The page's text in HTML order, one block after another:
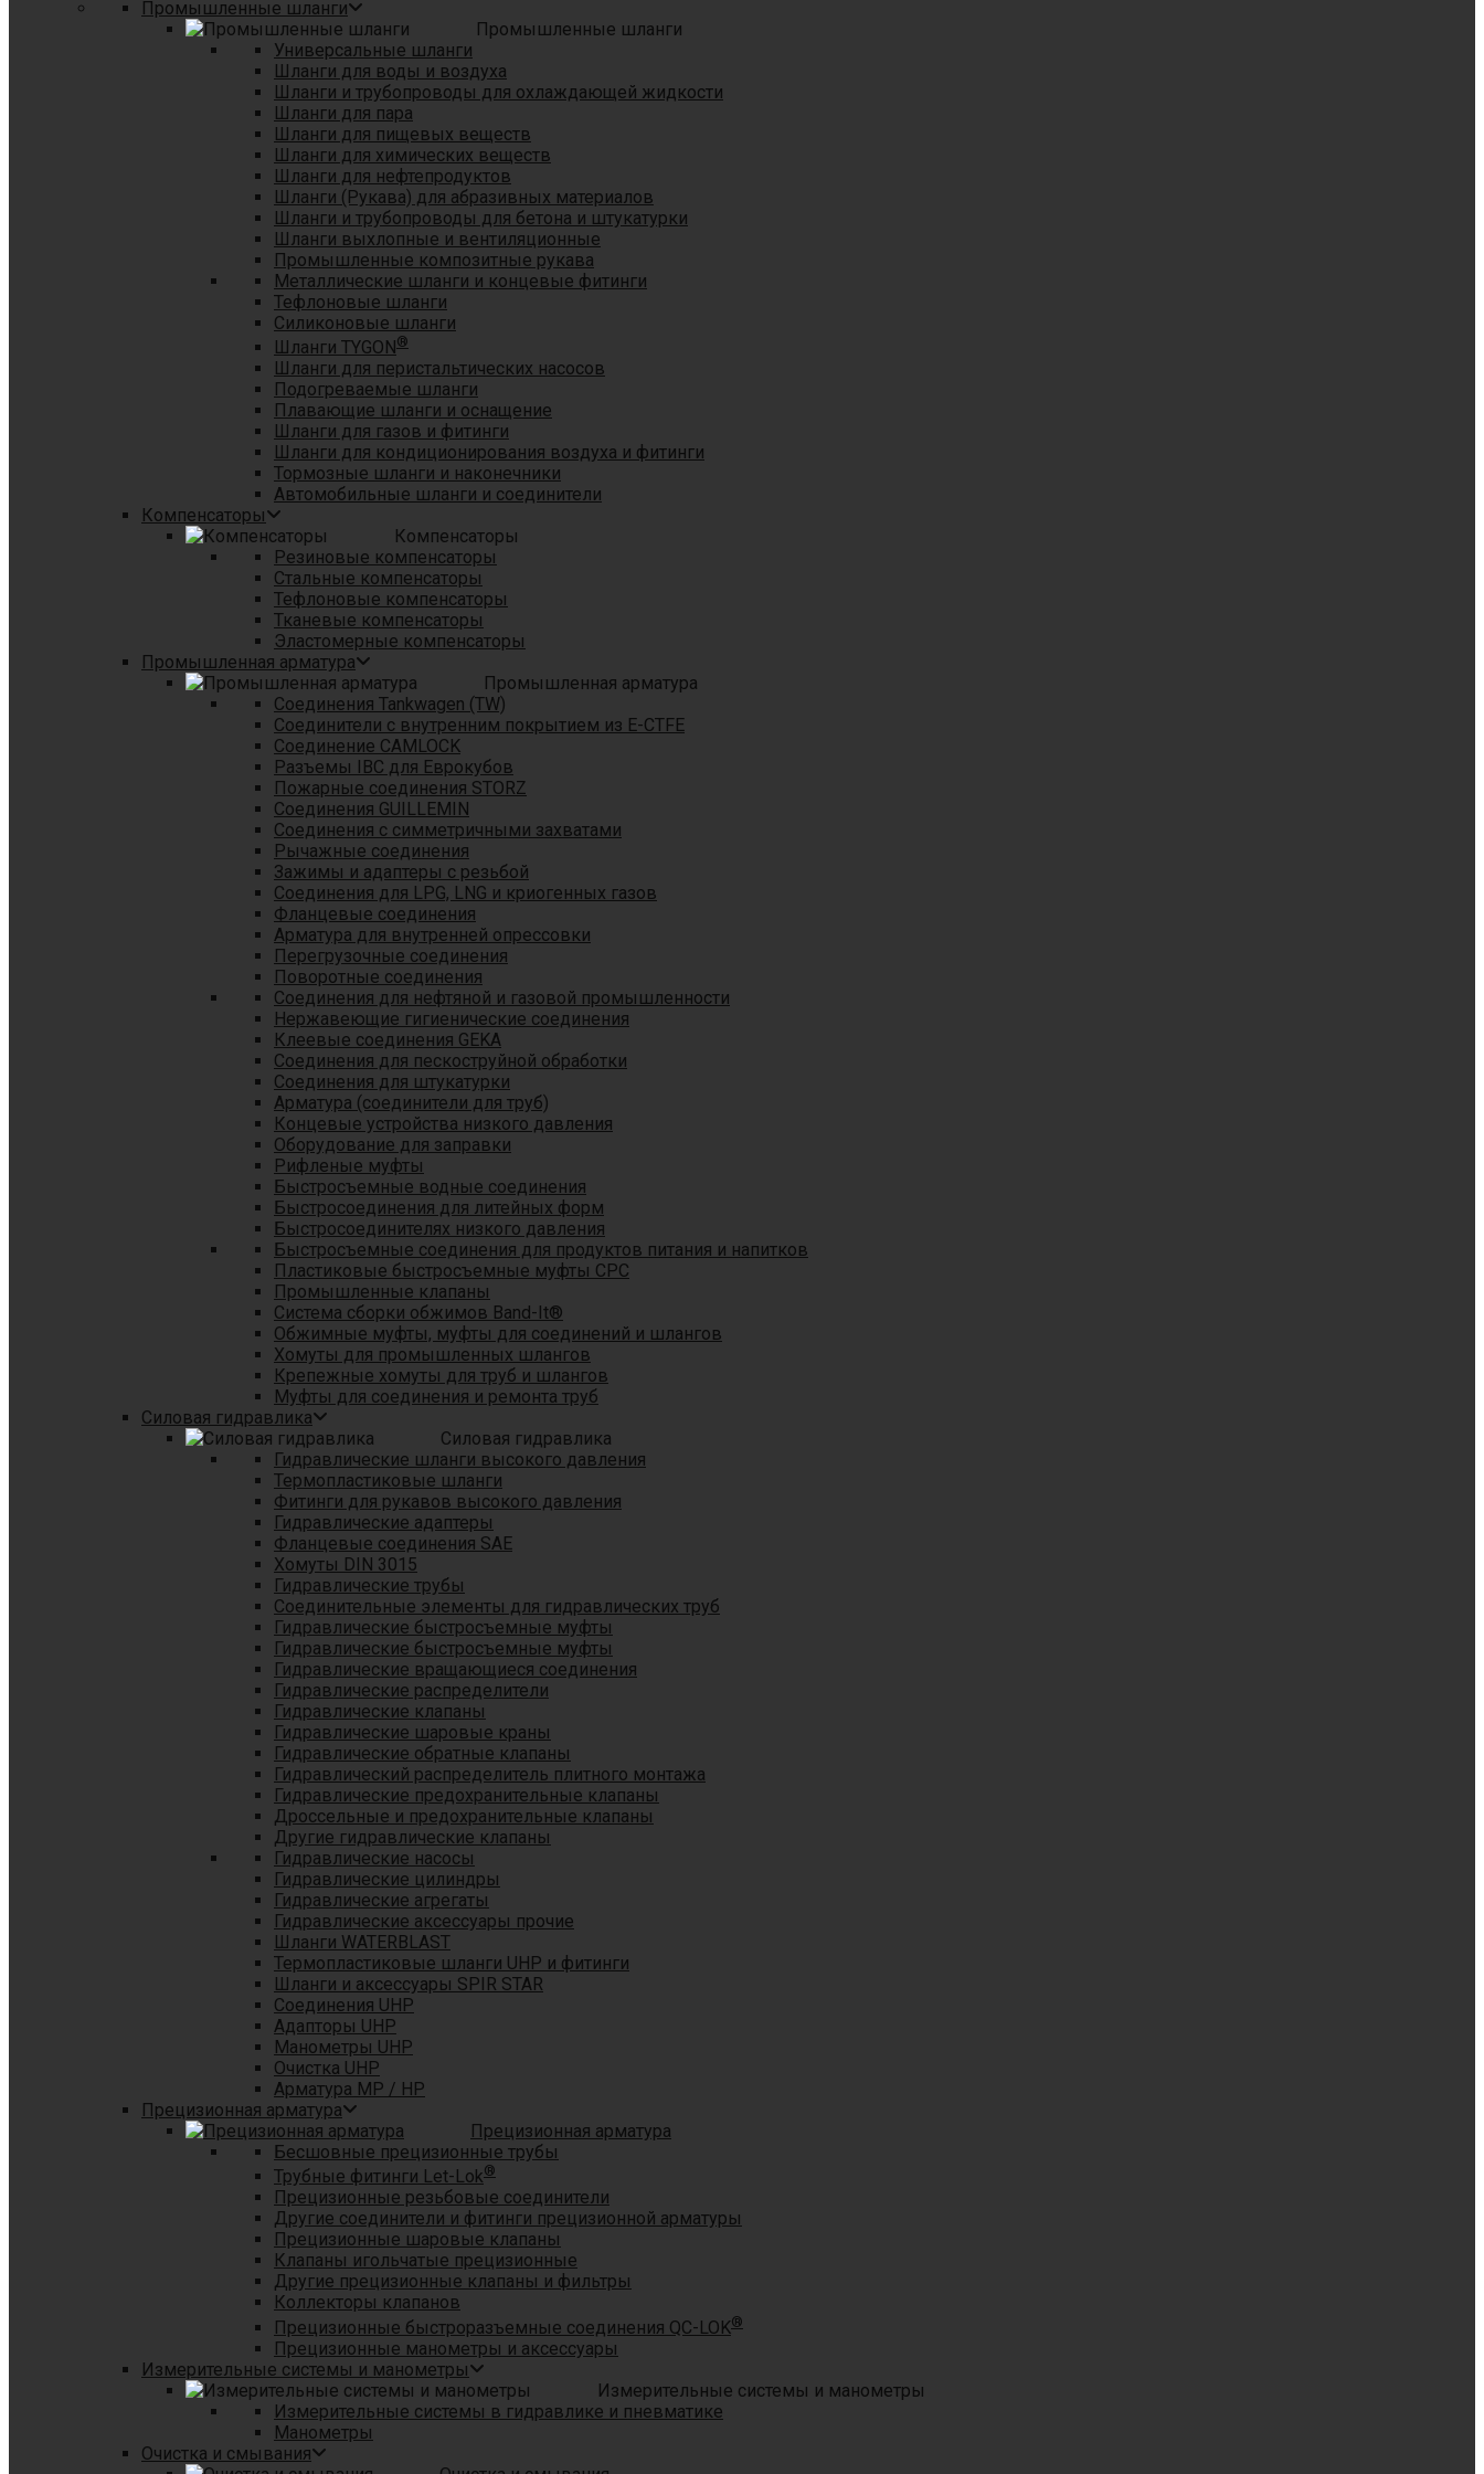
Промышленные шланги
Промышленные шланги
Универсальные шланги
Шланги для воды и воздуха
Шланги и трубопроводы для охлаждающей жидкости
Шланги для пара
Шланги для пищевых веществ
Шланги для химических веществ
Шланги для нефтепродуктов
Шланги (Рукава) для абразивных материалов
Шланги и трубопроводы для бетона и штукатурки
Шланги выхлопные и вентиляционные
Промышленные композитные рукава
Металлические шланги и концевые фитинги
Тефлоновые шланги
Силиконовые шланги
Шланги TYGON®
Шланги для перистальтических насосов
Подогреваемые шланги
Плавающие шланги и оснащение
Шланги для газов и фитинги
Шланги для кондиционирования воздуха и фитинги
Тормозные шланги и наконечники
Автомобильные шланги и соединители
Компенсаторы
Компенсаторы
Резиновые компенсаторы
Стальные компенсаторы
Тефлоновые компенсаторы
Тканевые компенсаторы
Эластомерные компенсаторы
Промышленная арматура
Промышленная арматура
Соединения Tankwagen (TW)
Соединители с внутренним покрытием из E-CTFE
Соединение CAMLOCK
Разъемы IBC для Еврокубов
Пожарные соединения STORZ
Соединения GUILLEMIN
Соединения с симметричными захватами
Рычажные соединения
Зажимы и адаптеры с резьбой
Соединения для LPG, LNG и криогенных газов
Фланцевые соединения
Арматура для внутренней опрессовки
Перегрузочные соединения
Поворотные соединения
Соединения для нефтяной и газовой промышленности
Нержавеющие гигиенические соединения
Клеевые соединения GEKA
Соединения для пескоструйной обработки
Cоединения для штукатурки
Арматура (соединители для труб)
Концевые устройства низкого давления
Оборудование для заправки
Рифленые муфты
Быстросъемные водные соединения
Быстросоединения для литейных форм
Быстросоединителях низкого давления
Быстросъемные соединения для продуктов питания и напитков
Пластиковые быстросъемные муфты CPC
Промышленные клапаны
Система сборки обжимов Band-It®
Обжимные муфты, муфты для соединений и шлангов
Хомуты для промышленных шлангов
Крепежные хомуты для труб и шлангов
Муфты для соединения и ремонта труб
Силовая гидравлика
Силовая гидравлика
Гидравлические шланги высокого давления
Термопластиковые шланги
Фитинги для рукавов высокого давления
Гидравлические адаптеры
Фланцевые соединения SAE
Хомуты DIN 3015
Гидравлические трубы
Соединительные элементы для гидравлических труб
Гидравлические быстросъемные муфты
Гидравлические быстросъемные муфты
Гидравлические вращающиеся соединения
Гидравлические распределители
Гидравлические клапаны
Гидравлические шаровые краны
Гидравлические обратные клапаны
Гидравлический распределитель плитного монтажа
Гидравлические предохранительные клапаны
Дроссельные и предохранительные клапаны
Другие гидравлические клапаны
Гидравлические насосы
Гидравлические цилиндры
Гидравлические агрегаты
Гидравлические аксессуары прочие
Шланги WATERBLAST
Термопластиковые шланги UHP и фитинги
Шланги и аксессуары SPIR STAR
Соединения UHP
Адапторы UHP
Манометры UHP
Очистка UHP
Арматура MP / HP
Прецизионная арматура
Прецизионная арматура
Бесшовные прецизионные трубы
Трубные фитинги Let-Lok®
Прецизионные резьбовые соединители
Другие соединители и фитинги прецизионной арматуры
Прецизионные шаровые клапаны
Клапаны игольчатые прецизионные
Другие прецизионные клапаны и фильтры
Коллекторы клапанов
Прецизионные быстроразъемные соединения QC-LOK®
Прецизионные манометры и аксессуары
Измерительные системы и манометры
Измерительные системы и манометры
Измерительные системы в гидравлике и пневматике
Манометры
Очистка и смывания